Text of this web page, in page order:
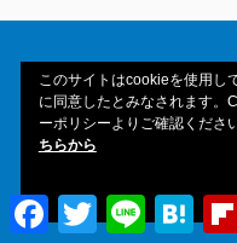
Copyright©
Facebook
TwitterLine
このサイトはcookieを使用し
に同意したとみなされます。
ーポリシーよりご確認くださ
ちらから